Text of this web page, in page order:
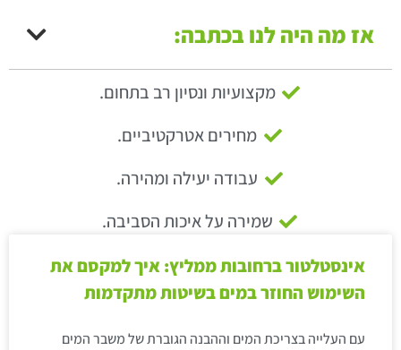
אז מה היה לנו בכתבה:
מקצועיות ונסיון רב בתחום.
מחירים אטרקטיביים.
עבודה יעילה ומהירה.
שמירה על איכות הסביבה.
אינסטלטור ברחובות ממליץ: איך למקסם את
השימוש החוזר במים בשיטות מתקדמות
עם העלייה בצריכת המים וההבנה הגוברת של משבר המים